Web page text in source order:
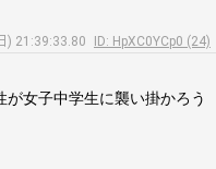
) 21:39:33.80
ID: HpXC0YCp0 (24)
女子中学生に襲い掛かろう